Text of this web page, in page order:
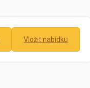
Vložit nabídku